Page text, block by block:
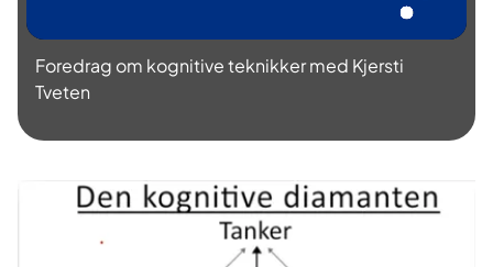
i
l
a
v
Foredrag om kognitive teknikker med Kjersti
Tveten